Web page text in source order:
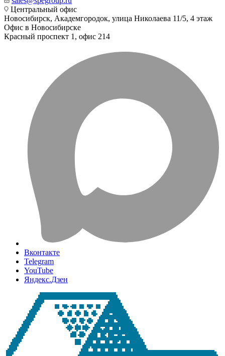
Центральный офис
Новосибирск, Академгородок, улица Николаева 11/5, 4 этаж
Офис в Новосибирске
Красный проспект 1, офис 214
Вконтакте
Telegram
YouTube
Яндекс.Дзен